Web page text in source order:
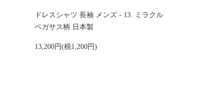
ドレスシャツ 長袖 メンズ - 13. ミラクル
ペガサス柄 日本製
13,200円(税1,200円)